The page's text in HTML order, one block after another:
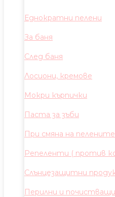
Еднократни пелени
За баня
След баня
Лосиони, кремове
Мокри кърпички
Паста за зъби
При смяна на пелените
Репеленти ( против
Слънцезащитни
Перилни и